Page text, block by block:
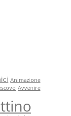
Animazione
Avvenire